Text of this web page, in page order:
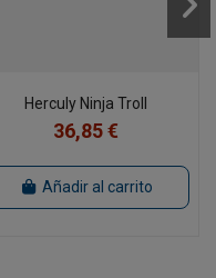
Herculy Ninja Troll
36,85 €
Añadir al carrito